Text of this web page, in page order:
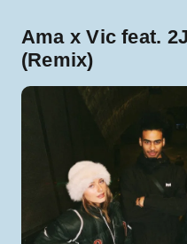
Ama x Vic feat.
(Remix)